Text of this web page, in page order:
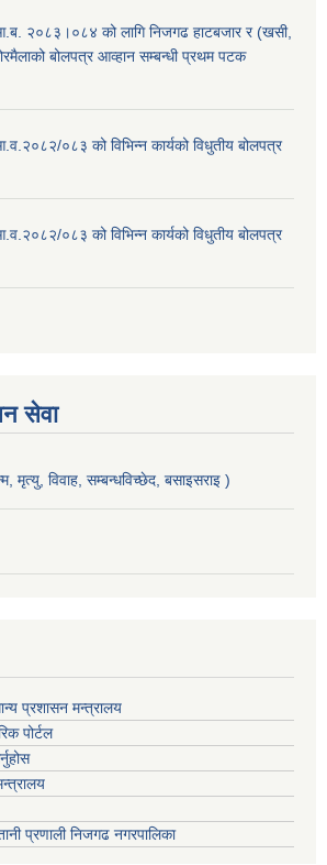
२०८३।०८४ को लागि निजगढ हाटबजार र (खसी,
बोलपत्र आव्हान सम्बन्धी प्रथम पटक
०८३ को विभिन्न कार्यको विधुतीय बोलपत्र
०८३ को विभिन्न कार्यको विधुतीय बोलपत्र
सेवा
मृत्यु, विवाह, सम्बन्धविच्छेद, बसाइसराइ )
प्रशासन मन्त्रालय
पोर्टल
प्रणाली निजगढ नगरपालिका